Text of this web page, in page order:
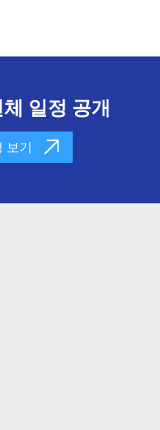
일정 공개
보기